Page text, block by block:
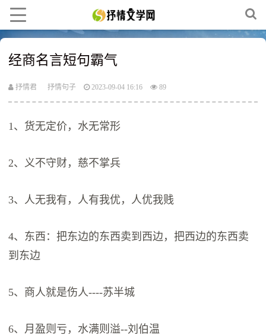
经商名言短句霸气
抒情君 抒情句子 2023-09-04 16:16 89
1、货无定价，水无常形
2、义不守财，慈不掌兵
3、人无我有，人有我优，人优我贱
4、东西：把东边的东西卖到西边，把西边的东西卖
到东边
5、商人就是伤人----苏半城
6、月盈则亏，水满则溢--刘伯温